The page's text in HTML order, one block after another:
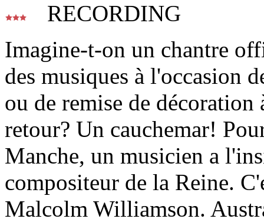
RECORDING
Imagine-t-on un chantre
des musiques à l'occasion
ou de remise de décoration
retour? Un cauchemar!
Manche, un musicien a
compositeur de la Reine.
Malcolm Williamson.